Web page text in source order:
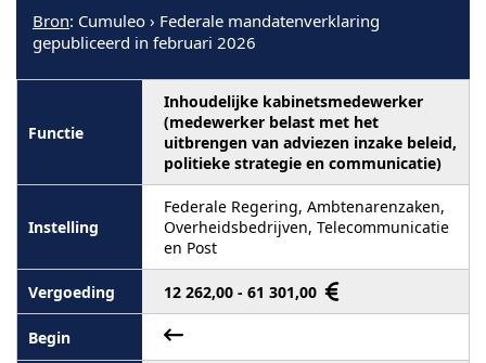
Bron: Cumuleo › Federale mandatenverklaring
gepubliceerd in februari 2026
Inhoudelijke kabinetsmedewerker
(medewerker belast met het
uitbrengen van adviezen inzake beleid,
politieke strategie en communicatie)
Federale Regering, Ambtenarenzaken,
Overheidsbedrijven, Telecommunicatie
en Post
12 262,00 - 61 301,00